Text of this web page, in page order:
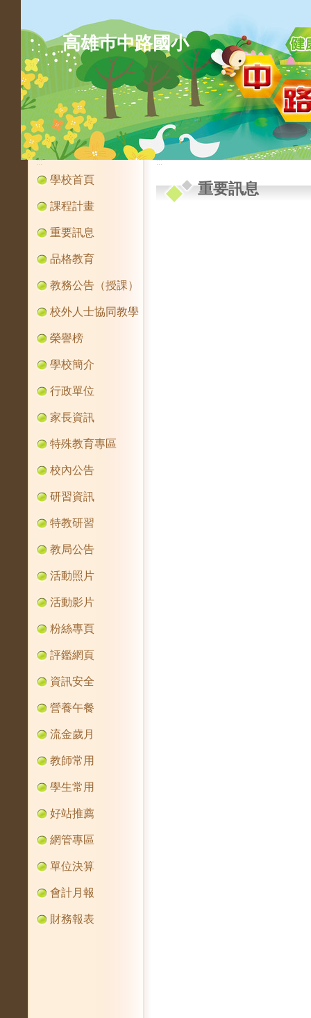
高雄巿中路國小
:::
學校首頁
課程計畫
重要訊息
品格教育
教務公告（授課）
校外人士協同教學
榮譽榜
學校簡介
行政單位
家長資訊
特殊教育專區
校內公告
研習資訊
特教研習
教局公告
活動照片
活動影片
粉絲專頁
評鑑網頁
資訊安全
營養午餐
流金歲月
教師常用
學生常用
好站推薦
網管專區
單位決算
會計月報
財務報表
:::
重要訊息